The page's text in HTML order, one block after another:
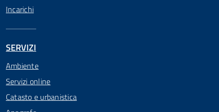
Incarichi
SERVIZI
Ambiente
Servizi online
Catasto e urbanistica